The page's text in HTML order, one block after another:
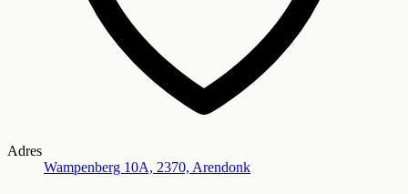
Adres
Wampenberg 10A, 2370, Arendonk